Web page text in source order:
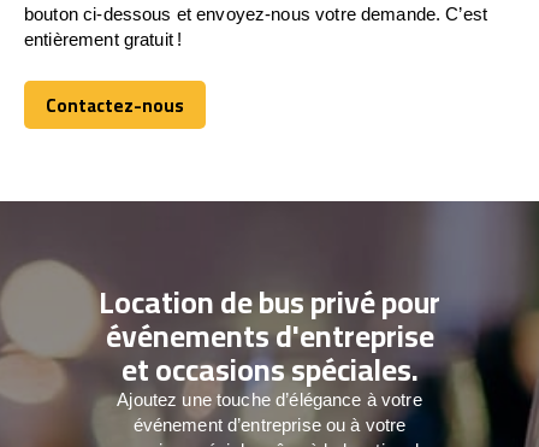
bouton ci-dessous et envoyez-nous votre demande. C’est
entièrement gratuit !
Contactez-nous
Contactez-nous
Location de bus privé pour
événements d'entreprise
et occasions spéciales.
Ajoutez une touche d’élégance à votre
événement d’entreprise ou à votre